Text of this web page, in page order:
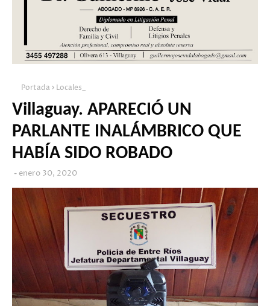
Portada Locales_
Villaguay. APARECIÓ UN
PARLANTE INALÁMBRICO QUE
HABÍA SIDO ROBADO
enero 30, 2020